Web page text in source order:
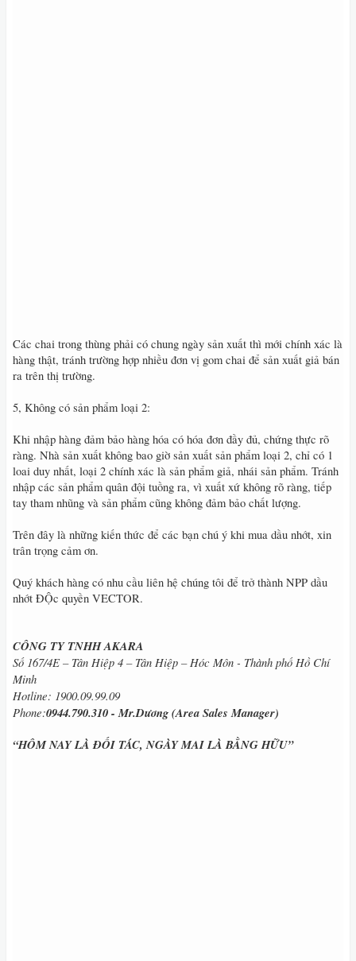
Các chai trong thùng phải có chung ngày sản xuất thì mới chính xác là
hàng thật, tránh trường hợp nhiều đơn vị gom chai để sản xuất giả bán
ra trên thị trường.
5, Không có sản phẩm loại 2:
Khi nhập hàng đảm bảo hàng hóa có hóa đơn đầy đủ, chứng thực rõ
ràng. Nhà sản xuất không bao giờ sản xuất sản phẩm loại 2, chỉ có 1
loai duy nhất, loại 2 chính xác là sản phẩm giả, nhái sản phẩm. Tránh
nhập các sản phẩm quân đội tuồng ra, vì xuất xứ không rõ ràng, tiếp
tay tham nhũng và sản phẩm cũng không đảm bảo chất lượng.
Trên đây là những kiến thức để các bạn chú ý khi mua dầu nhớt, xin
trân trọng cảm ơn.
Quý khách hàng có nhu cầu liên hệ chúng tôi để trở thành NPP dầu
nhớt ĐỘc quyền VECTOR.
CÔNG TY TNHH AKARA
Số 167/4E – Tân Hiệp 4 – Tân Hiệp – Hóc Môn - Thành phố Hồ Chí
Minh
Hotline: 1900.09.99.09
Phone:0944.790.310 - Mr.Dương (Area Sales Manager)
“HÔM NAY LÀ ĐỐI TÁC, NGÀY MAI LÀ BẰNG HỮU”